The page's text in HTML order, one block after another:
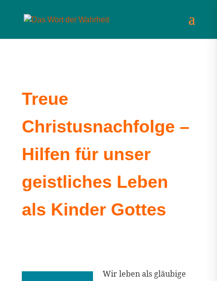
Treue
Christusnachfolge –
Hilfen für unser
geistliches Leben
als Kinder Gottes
Wir leben als gläubige